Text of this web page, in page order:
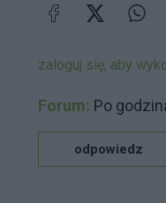
zaloguj się, aby
Forum: Po
odpowiedz